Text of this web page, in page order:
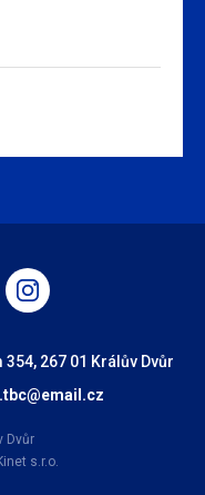
354, 267 01 Králův Dvůr
Dvůr
s.r.o.